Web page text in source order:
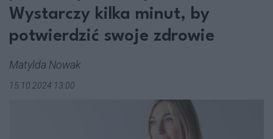
Wystarczy kilka minut, by
potwierdzić swoje zdrowie
Matylda Nowak
15.10.2024 13:00